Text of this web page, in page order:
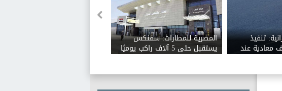
العثور على
التنفيذيين
«أخطرناه بعودته للقاهرة»..
الزمالك يعلن رسميًا رفض رحيل
بيزيرا